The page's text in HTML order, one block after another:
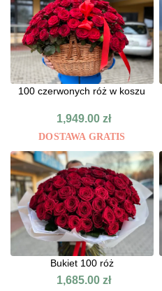
100 czerwonych róż w koszu
1,949.00zł
DOSTAWA GRATIS
Bukiet 100 róż
1,685.00zł